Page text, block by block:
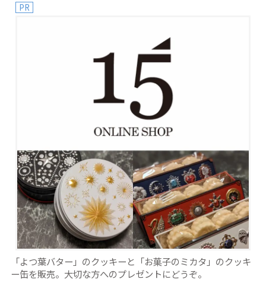
PR
「よつ葉バター」のクッキーと「お菓子のミカタ」のクッキ
ー缶を販売。大切な方へのプレゼントにどうぞ。